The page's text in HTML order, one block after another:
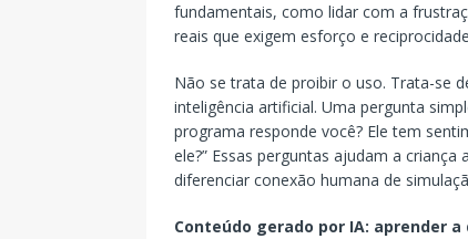
fundamentais, como lidar com a
reais que exigem esforço e
Não se trata de proibir o uso. Trata-se
inteligência artificial. Uma pergunta
programa responde você? Ele tem
ele?” Essas perguntas ajudam a
diferenciar conexão humana de
Conteúdo gerado por IA: aprender